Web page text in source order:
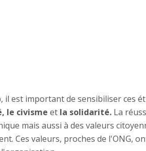
il est important de sensibiliser ces
le civisme et la solidarité. La
mais aussi à des valeurs
Ces valeurs, proches de l'ONG,